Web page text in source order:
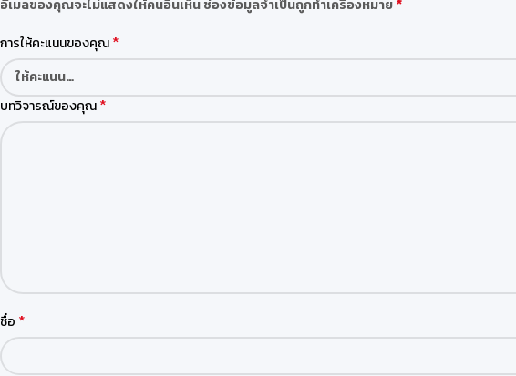
อีเมลของคุณจะไม่แสดงให้คนอื่นเห็นช่องข้อมูลจำเป็นถูกทำเครื่องหมาย
การให้คะแนนของคุณ*
บทวิจารณ์ของคุณ*
ชื่อ *